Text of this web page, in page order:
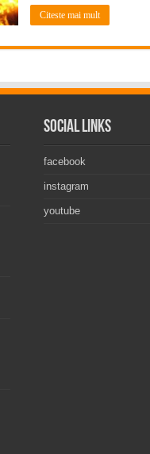
Citeste mai mult
Social Links
facebook
instagram
youtube